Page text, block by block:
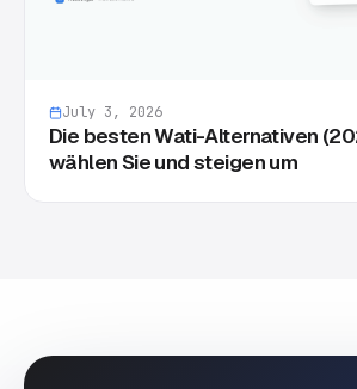
July 3, 2026
Die besten Wati-Alternativen
wählen Sie und steigen um